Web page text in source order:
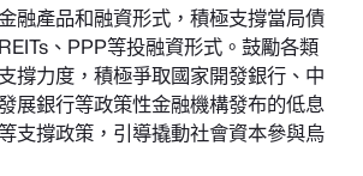
融產品和融資形式，積極支撐當局債
、PPP等投融資形式。鼓勵各類
撐力度，積極爭取國家開發銀行、中
展銀行等政策性金融機構發布的低息
支撐政策，引導撬動社會資本參與烏